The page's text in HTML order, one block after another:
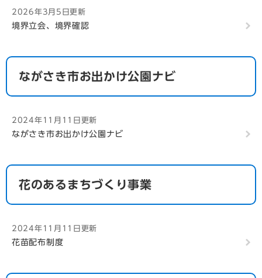
おりおん座公園 スポーツを楽しむ公園
2024年11月11日更新
2024年11月11日更新
出雲近隣公園 眺めを楽しむ公園
唐八景公園 眺めを楽しむ公園
2024年11月11日更新
大徳寺公園
2024年11月11日更新
立山公園
2026年3月5日更新
境界立会、境界確認
ながさき市お出かけ公園ナビ
2024年11月11日更新
ながさき市お出かけ公園ナビ
花のあるまちづくり事業
2024年11月11日更新
花苗配布制度